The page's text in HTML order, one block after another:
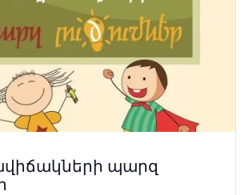
պարզ